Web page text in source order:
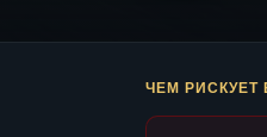
ЧЕМ РИСКУЕТ